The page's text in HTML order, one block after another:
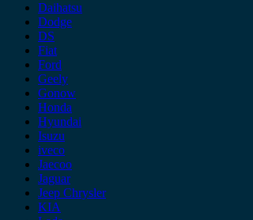
Daihatsu
Dodge
DS
Fiat
Ford
Geely
Gonow
Honda
Hyundai
Isuzu
iveco
Jaecoo
Jaguar
Jeep Chrysler
KIA